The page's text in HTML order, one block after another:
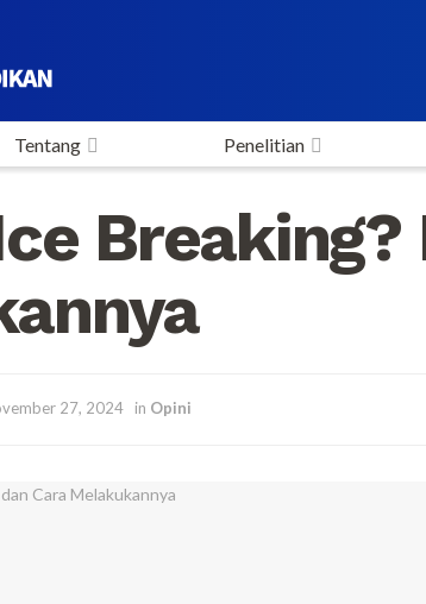
Tentang Penelitian
27, 2024 in Opini